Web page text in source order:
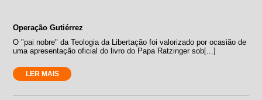
Operação Gutiérrez
O "pai nobre" da Teologia da Libertação foi valorizado por ocasião de
uma apresentação oficial do livro do Papa Ratzinger sob[...]
LER MAIS